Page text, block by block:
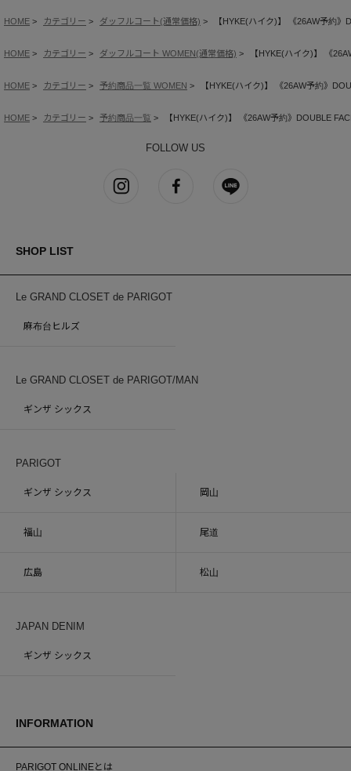
HOME カテゴリー ダッフルコート(通常価格) 【HYKE(ハイク)】 《26AW予約
HOME カテゴリー ダッフルコート WOMEN(通常価格) 【HYKE(ハイク)】 《
HOME カテゴリー 予約商品一覧 WOMEN 【HYKE(ハイク)】 《26AW予約》
HOME カテゴリー 予約商品一覧 【HYKE(ハイク)】 《26AW予約》DOUBLE
FOLLOW US
SHOP LIST
Le GRAND CLOSET de PARIGOT
麻布台ヒルズ
Le GRAND CLOSET de PARIGOT/MAN
ギンザ シックス
PARIGOT
ギンザ シックス 岡山
福山 尾道
広島 松山
JAPAN DENIM
ギンザ シックス
INFORMATION
PARIGOT ONLINEとは